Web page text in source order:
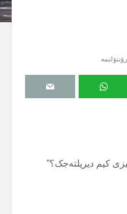
کیم دیریلتەجک؟”